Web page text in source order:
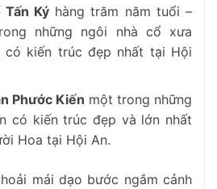
Tấn Ký hàng trăm năm tuổi –
những ngôi nhà cổ xưa
có kiến trúc đẹp nhất tại Hội
Phước Kiến một trong những
có kiến trúc đẹp và lớn nhất
Hoa tại Hội An.
mái dạo bước ngắm cảnh